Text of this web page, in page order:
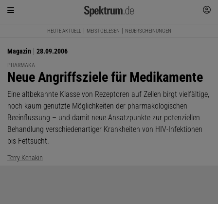
HEUTE AKTUELL MEISTGELESEN NEUERSCHEINUNGEN
Magazin 28.09.2006
PHARMAKA
:
Neue Angriffsziele für Medikamente
Eine altbekannte Klasse von Rezeptoren auf Zellen birgt vielfältige,
noch kaum genutzte Möglichkeiten der pharmakologischen
Beeinflussung – und damit neue Ansatzpunkte zur potenziellen
Behandlung verschiedenartiger Krankheiten von HIV-Infektionen
bis Fettsucht.
Terry Kenakin